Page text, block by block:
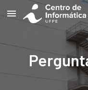
Skip to main content